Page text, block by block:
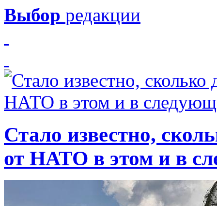
Выбор редакции
Стало известно,
от НАТО в этом и в